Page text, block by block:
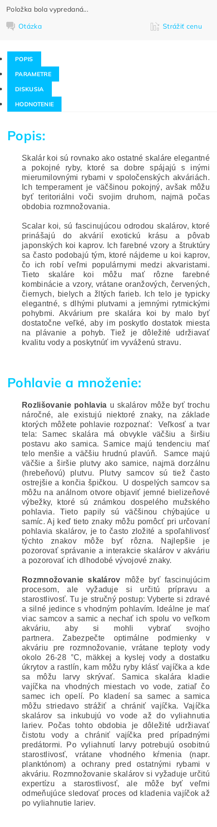
Položka bola vypredaná...
Otázka
Strážiť cenu
POPIS
PARAMETRE
DISKUSIA
HODNOTENIE
Popis:
Skalár koi sú rovnako ako ostatné skaláre elegantné
a pokojné ryby, ktoré sa dobre spájajú s inými
mierumilovnými rybami v spoločenských akváriách.
Ich temperament je väčšinou pokojný, avšak môžu
byť teritoriálni voči svojim druhom, najmä počas
obdobia rozmnožovania.
Scalar koi, sú fascinujúcou odrodou skalárov, ktoré
prinášajú do akvárií exotickú krásu a pôvab
japonských koi kaprov. Ich farebné vzory a štruktúry
sa často podobajú tým, ktoré nájdeme u koi kaprov,
čo ich robí veľmi populárnymi medzi akvaristami.
Tieto skaláre koi môžu mať rôzne farebné
kombinácie a vzory, vrátane oranžových, červených,
čiernych, bielych a žltých farieb. Ich telo je typicky
elegantné, s dlhými plutvami a jemnými rytmickými
pohybmi. Akvárium pre skalára koi by malo byť
dostatočne veľké, aby im poskytlo dostatok miesta
na plávanie a pohyb. Tiež je dôležité udržiavať
kvalitu vody a poskytnúť im vyváženú stravu.
Pohlavie a množenie:
Rozlišovanie pohlavia u skalárov môže byť trochu
náročné, ale existujú niektoré znaky, na základe
ktorých môžete pohlavie rozpoznať: Veľkosť a tvar
tela: Samec skalára má obvykle väčšiu a širšiu
postavu ako samica. Samice majú tendenciu mať
telo menšie a väčšiu hrudnú plavúň. Samce majú
väčšie a širšie plutvy ako samice, najmä dorzálnu
(hrebeňovú) plutvu. Plutvy samcov sú tiež často
ostrejšie a končia špičkou. U dospelých samcov sa
môžu na análnom otvore objaviť jemné bielizeňové
výbežky, ktoré sú známkou dospelého mužského
pohlavia. Tieto papily sú väčšinou chýbajúce u
samíc. Aj keď tieto znaky môžu pomôcť pri určovaní
pohlavia skalárov, je to často zložité a spoľahlivosť
týchto znakov môže byť rôzna. Najlepšie je
pozorovať správanie a interakcie skalárov v akváriu
a pozorovať ich dlhodobé vývojové znaky.
Rozmnožovanie skalárov môže byť fascinujúcim
procesom, ale vyžaduje si určitú prípravu a
starostlivosť. Tu je stručný postup:Vyberte si zdravé
a silné jedince s vhodným pohlavím. Ideálne je mať
viac samcov a samic a nechať ich spolu vo veľkom
akváriu, aby si mohli vybrať svojho
partnera.Zabezpečte optimálne podmienky v
akváriu pre rozmnožovanie, vrátane teploty vody
okolo 26-28 °C, mäkkej a kyslej vody a dostatku
úkrytov a rastlín, kam môžu ryby klásť vajíčka a kde
sa môžu larvy skrývať. Samica skalára kladie
vajíčka na vhodných miestach vo vode, zatiaľ čo
samec ich opelí. Po kladení sa samec a samica
môžu striedavo strážiť a chrániť vajíčka. Vajíčka
skalárov sa inkubujú vo vode až do vyliahnutia
lariev. Počas tohto obdobia je dôležité udržiavať
čistotu vody a chrániť vajíčka pred prípadnými
predátormi.
Po vyliahnutí larvy potrebujú osobitnú
starostlivosť, vrátane vhodného kŕmenia (napr.
planktónom) a ochrany pred ostatnými rybami v
akváriu. Rozmnožovanie skalárov si vyžaduje určitú
expertízu a starostlivosť, ale môže byť veľmi
odmeňujúce sledovať proces od kladenia vajíčok až
po vyliahnutie lariev.